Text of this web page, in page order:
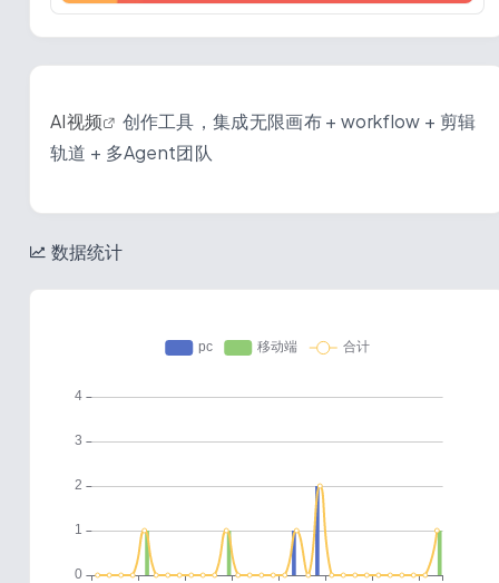
AI视频
创作工具，集成无限画布 + workflow + 剪辑
轨道 + 多Agent团队
数据统计